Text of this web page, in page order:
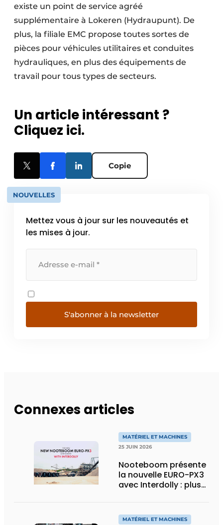
existe un point de service agréé
supplémentaire à Lokeren (Hydraupunt). De
plus, la filiale EMC propose toutes sortes de
pièces pour véhicules utilitaires et conduites
hydrauliques, en plus des équipements de
travail pour tous types de secteurs.
Un article intéressant ?
Cliquez ici.
Copie
NOUVELLES
Mettez vous à jour sur les nouveautés et
les mises à jour.
S'abonner à la newsletter
Connexes articles
MATÉRIEL ET MACHINES
25 JUIN 2026
Nooteboom présente
la nouvelle EURO-PX3
avec Interdolly : plus
transport spécial
MATÉRIEL ET MACHINES